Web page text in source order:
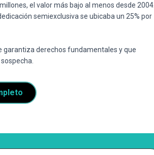
el valor más bajo al menos desde 2004
semiexclusiva se ubicaba un 25% por
garantiza derechos fundamentales y que